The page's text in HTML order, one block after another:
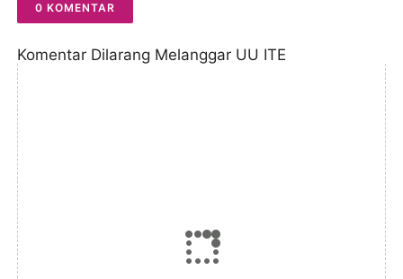
0 KOMENTAR
Komentar Dilarang Melanggar UU ITE